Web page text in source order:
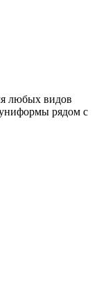
любых видов
рядом с